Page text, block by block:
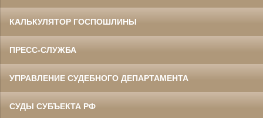
КАЛЬКУЛЯТОР ГОСПОШЛИНЫ
ПРЕСС-СЛУЖБА
УПРАВЛЕНИЕ СУДЕБНОГО ДЕПАРТАМЕНТА
СУДЫ СУБЪЕКТА РФ